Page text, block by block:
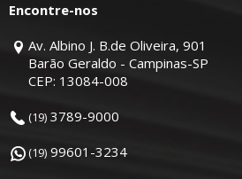
Encontre-nos
Av. Albino J. B.de Oliveira, 901
Barão Geraldo - Campinas-SP
CEP: 13084-008
(19) 3789-9000
(19) 99601-3234